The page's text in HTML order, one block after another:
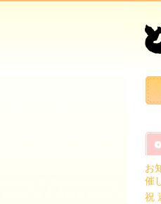
お
催
祝